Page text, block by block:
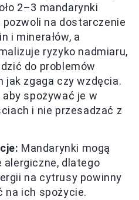
2–3 mandarynki
na dostarczenie
i minerałów, a
ryzyko nadmiaru,
do problemów
jak zgaga czy wzdęcia.
spożywać je w
i nie przesadzać z
Mandarynki mogą
alergiczne, dlatego
na cytrusy powinny
na ich spożycie.